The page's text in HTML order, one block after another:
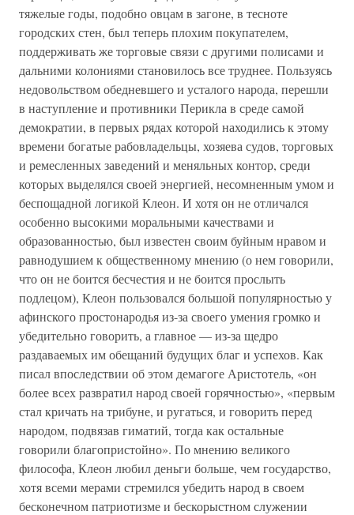
тяжелые годы, подобно овцам в загоне, в тесноте
городских стен, был теперь плохим покупателем,
поддерживать же торговые связи с другими полисами и
дальними колониями становилось все труднее. Пользуясь
недовольством обедневшего и усталого народа, перешли
в наступление и противники Перикла в среде самой
демократии, в первых рядах которой находились к этому
времени богатые рабовладельцы, хозяева судов, торговых
и ремесленных заведений и меняльных контор, среди
которых выделялся своей энергией, несомненным умом и
беспощадной логикой Клеон. И хотя он не отличался
особенно высокими моральными качествами и
образованностью, был известен своим буйным нравом и
равнодушием к общественному мнению (о нем говорили,
что он не боится бесчестия и не боится прослыть
подлецом), Клеон пользовался большой популярностью у
афинского простонародья из-за своего умения громко и
убедительно говорить, а главное — из-за щедро
раздаваемых им обещаний будущих благ и успехов. Как
писал впоследствии об этом демагоге Аристотель, «он
более всех развратил народ своей горячностью», «первым
стал кричать на трибуне, и ругаться, и говорить перед
народом, подвязав гиматий, тогда как остальные
говорили благопристойно». По мнению великого
философа, Клеон любил деньги больше, чем государство,
хотя всеми мерами стремился убедить народ в своем
бесконечном патриотизме и бескорыстном служении